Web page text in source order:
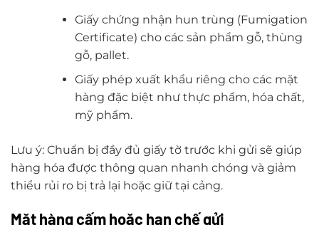
Giấy chứng nhận hun trùng (Fumigation
Certificate) cho các sản phẩm gỗ, thùng
gỗ, pallet.
Giấy phép xuất khẩu riêng cho các mặt
hàng đặc biệt như thực phẩm, hóa chất,
mỹ phẩm.
Lưu ý: Chuẩn bị đầy đủ giấy tờ trước khi gửi sẽ giúp
hàng hóa được thông quan nhanh chóng và giảm
thiểu rủi ro bị trả lại hoặc giữ tại cảng.
Mặt hàng cấm hoặc hạn chế gửi